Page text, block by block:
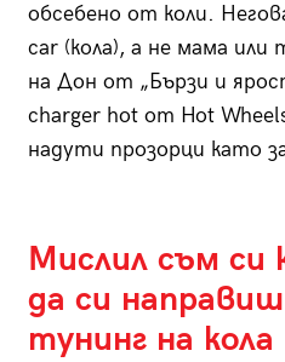
обсебено от коли.
car (кола), а не мама или
на Дон от „Бързи и
charger hot от Hot
надути прозорци като
Мислил съм си
да си
тунинг на